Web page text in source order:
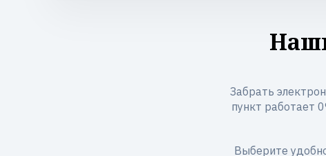
Забрать
пункт работает
Выберите